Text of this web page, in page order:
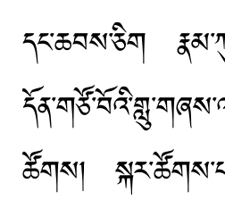
དང་ཆབས་ཅིག
ཚོགས།